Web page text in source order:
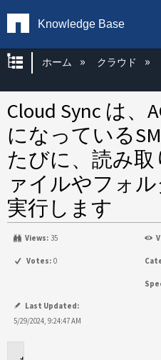
Knowledge Base
グローバル階層
ホーム クラウド
Cloud Sync は、
になっている
たびに、読み取
ァイルやフォ
実行します
Views: 35
Votes: 0
Last Updated:
5/29/2024, 9:24:47 AM